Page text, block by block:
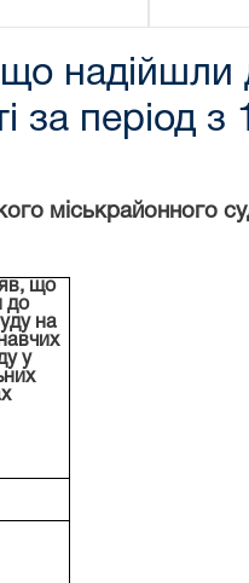
що
за період
міськрайонного
, що
до
на
у